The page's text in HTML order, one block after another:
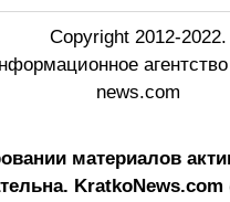
Copyright 2012-2022.
news.com
материалов
KratkoNews.com